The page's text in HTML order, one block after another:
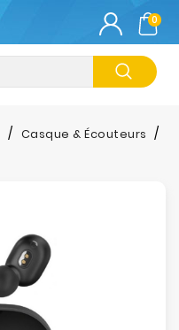
0
Casque & Écouteurs